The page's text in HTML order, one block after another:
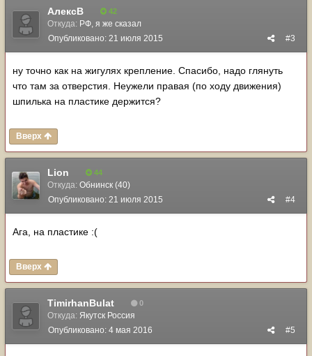
АлексВ 42
Откуда: РФ, я же сказал
#3
Опубликовано: 21 июля 2015
ну точно как на жигулях крепление. Спасибо, надо глянуть
что там за отверстия. Неужели правая (по ходу движения)
шпилька на пластике держится?
Вверх
Lion 44
Откуда: Обнинск (40)
#4
Опубликовано: 21 июля 2015
Ага, на пластике :(
Вверх
TimirhanBulat 0
Откуда: Якутск Россия
#5
Опубликовано: 4 мая 2016